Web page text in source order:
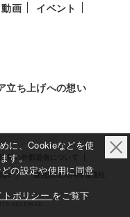
動画
イベント
立ち上げへの想い
報の外部送信について
一般社団法人共同通信社
に、Cookieなどを使
す。
の設定や使用に同意
トポリシー をご覧下